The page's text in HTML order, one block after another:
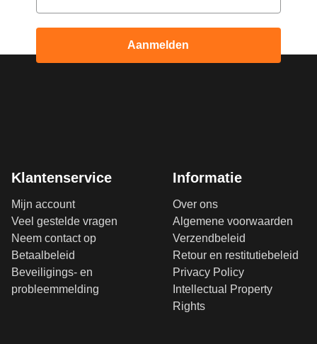
Aanmelden
Klantenservice
Mijn account
Veel gestelde vragen
Neem contact op
Betaalbeleid
Beveiligings- en
probleemmelding
Informatie
Over ons
Algemene voorwaarden
Verzendbeleid
Retour en restitutiebeleid
Privacy Policy
Intellectual Property
Rights